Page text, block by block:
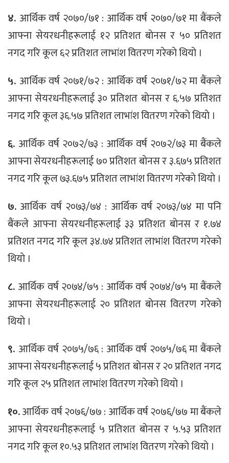
४. आर्थिक वर्ष २०७०/७१ : आर्थिक वर्ष २०७०/७१ मा बैंकले
आफ्ना सेयरधनीहरूलाई १२ प्रतिशत बाेनस र ५० प्रतिशत
नगद गरि कूल ६२ प्रतिशत लाभांश वितरण गरेकाे थियाे ।
५. आर्थिक वर्ष २०७१/७२ : आर्थिक वर्ष २०७१/७२ मा बैंकले
आफ्ना सेयरधनीहरूलाई ३० प्रतिशत बाेनस र ६.५७ प्रतिशत
नगद गरि कूल ३६.५७ प्रतिशत लाभांश वितरण गरेकाे थियाे ।
६. आर्थिक वर्ष २०७२/७३ : आर्थिक वर्ष २०७२/७३ मा बैंकले
आफ्ना सेयरधनीहरूलाई ७० प्रतिशत बाेनस र ३.६७५ प्रतिशत
नगद गरि कूल ७३.६७५ प्रतिशत लाभांश वितरण गरेकाे थियाे ।
७. आर्थिक वर्ष २०७३/७४ : आर्थिक वर्ष २०७३/७४ मा पनि
बैंकले आफ्ना सेयरधनीहरूलाई ३३ प्रतिशत बाेनस र १.७४
प्रतिशत नगद गरि कूल ३४.७४ प्रतिशत लाभांश वितरण गरेकाे
थियाे ।
८. आर्थिक वर्ष २०७४/७५ : आर्थिक वर्ष २०७४/७५ मा बैंकले
आफ्ना सेयरधनीहरूलाई २० प्रतिशत बाेनस वितरण गरेकाे
थियाे ।
९. आर्थिक वर्ष २०७५/७६ : आर्थिक वर्ष २०७५/७६ मा बैंकले
आफ्ना सेयरधनीहरूलाई ५ प्रतिशत बाेनस र २० प्रतिशत नगद
गरि कूल २५ प्रतिशत लाभांश वितरण गरेकाे थियाे ।
१०.आर्थिक वर्ष २०७६/७७ : आर्थिक वर्ष २०७६/७७ मा बैंकले
आफ्ना सेयरधनीहरूलाई ५ प्रतिशत बाेनस र ५.५३ प्रतिशत
नगद गरि कूल १०.५३ प्रतिशत लाभांश वितरण गरेकाे थियाे ।